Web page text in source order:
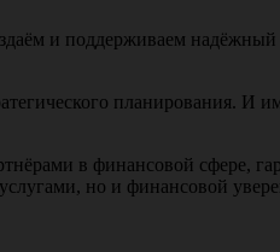
и поддерживаем
планирования. И
в финансовой сфере,
но и финансовой